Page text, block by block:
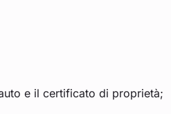
e il certificato di proprietà;